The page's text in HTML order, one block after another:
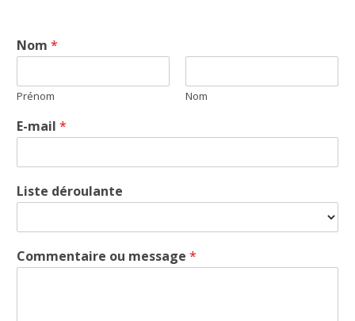
Nom *
Prénom Nom
E-mail *
Liste déroulante
Commentaire ou message *